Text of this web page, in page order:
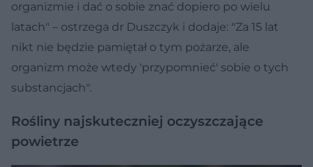
organizmie i dać o sobie znać dopiero po wielu
latach" – ostrzega dr Duszczyk i dodaje: "Za 15 lat
nikt nie będzie pamiętał o tym pożarze, ale
organizm może wtedy 'przypomnieć' sobie o tych
substancjach".
Rośliny najskuteczniej oczyszczające
powietrze